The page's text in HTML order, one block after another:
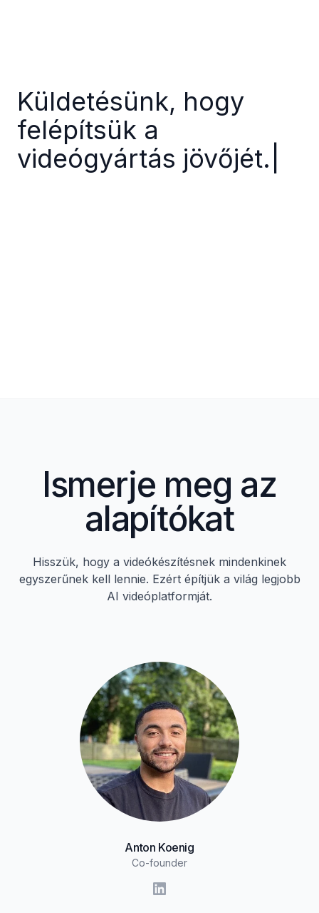
Küldetésünk, hogy
felépítsük a
videógyártás jövőjét.
Ismerje meg az
alapítókat
Hisszük, hogy a videókészítésnek mindenkinek
egyszerűnek kell lennie. Ezért építjük a világ legjobb
AI videóplatformját.
Anton Koenig
Co-founder
LinkedIn